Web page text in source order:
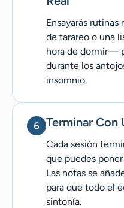
Ensayarás
de tarareo o una
hora de dormir—
durante los
insomnio.
Terminar Con
Cada sesión
que puedes
Las notas se
para que todo el
sintonía.